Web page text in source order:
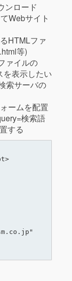
ンロード
Webサイト
HTMLファ
等)
ァイルの
を表示したい
索サーバの
ームを配置
検索語
する